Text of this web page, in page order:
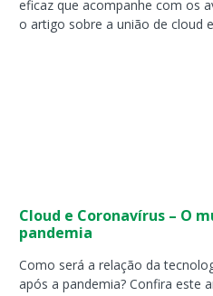
eficaz que acompanhe com os
o artigo sobre a união de cloud
Cloud e Coronavírus – O
pandemia
Como será a relação da
após a pandemia? Confira este